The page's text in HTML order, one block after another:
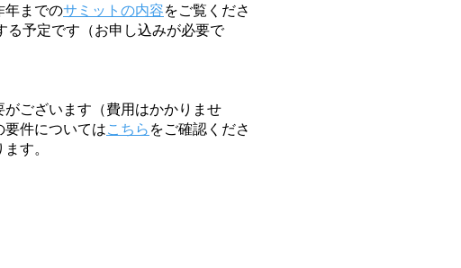
年までのサミットの内容をご覧くださ
る予定です（お申し込みが必要で
ございます（費用はかかりませ
件についてはこちら をご確認くださ
す。